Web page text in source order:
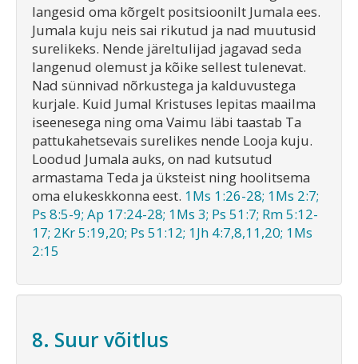
langesid oma kõrgelt positsioonilt Jumala ees.
Jumala kuju neis sai rikutud ja nad muutusid
surelikeks. Nende järeltulijad jagavad seda
langenud olemust ja kõike sellest tulenevat.
Nad sünnivad nõrkustega ja kalduvustega
kurjale. Kuid Jumal Kristuses lepitas maailma
iseenesega ning oma Vaimu läbi taastab Ta
pattukahetsevais surelikes nende Looja kuju.
Loodud Jumala auks, on nad kutsutud
armastama Teda ja üksteist ning hoolitsema
oma elukeskkonna eest. 1Ms 1:26-28; 1Ms 2:7;
Ps 8:5-9; Ap 17:24-28; 1Ms 3; Ps 51:7; Rm 5:12-
17; 2Kr 5:19,20; Ps 51:12; 1Jh 4:7,8,11,20; 1Ms
2:15
8. Suur võitlus